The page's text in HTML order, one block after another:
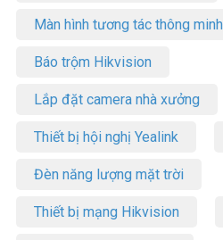
Màn hình tương tác thông minh
Báo trộm Hikvision
Lắp đặt camera nhà xưởng
Thiết bị hội nghị Yealink
Đèn năng lượng mặt trời
Thiết bị mạng Hikvision